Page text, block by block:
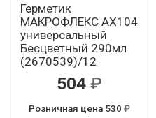
Герметик
МАКРОФЛЕКС AX104
универсальный
Бесцветный 290мл
(2670539)/12
504
Розничная цена 530